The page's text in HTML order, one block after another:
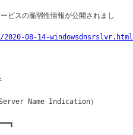
スの脆弱性情報が公開されまし
08-14-windowsdnsrslvr.html
Name Indication）